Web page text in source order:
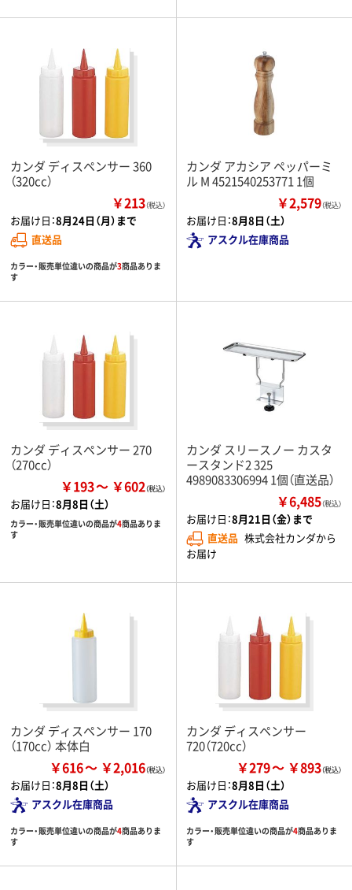
カンダ ディスペンサー 360
（320cc）
￥213（税込）
お届け日：8月24日（月）まで
直送品
カラー・販売単位違いの商品が3商品ありま
す
カンダ アカシア ペッパーミ
ル M 4521540253771 1個
￥2,579（税込）
お届け日：8月8日（土）
アスクル在庫商品
カンダ ディスペンサー 270
（270cc）
￥193 ￥602
お届け日：8月8日（土）
カラー・販売単位違いの商品が4商品ありま
す
カンダ スリースノー カスタ
ースタンド2 325
4989083306994 1個（直送品）
￥6,485（税込）
お届け日：8月21日（金）まで
直送品 株式会社カンダから
お届け
カンダ ディスペンサー 170
（170cc） 本体白
￥616 ￥2,016
お届け日：8月8日（土）
アスクル在庫商品
カラー・販売単位違いの商品が4商品ありま
す
カンダ ディスペンサー
720（720cc）
￥279 ￥893
お届け日：8月8日（土）
アスクル在庫商品
カラー・販売単位違いの商品が4商品ありま
す